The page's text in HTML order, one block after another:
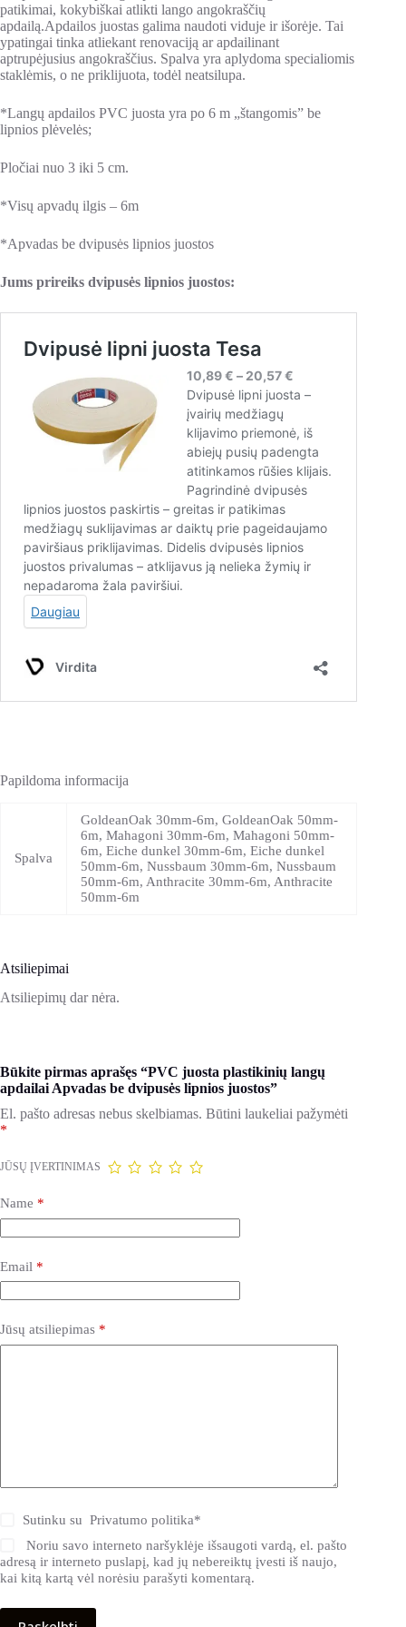
patikimai, kokybiškai atlikti lango angokraščių
apdailą.Apdailos juostas galima naudoti viduje ir išorėje. Tai
ypatingai tinka atliekant renovaciją ar apdailinant
aptrupėjusius angokraščius. Spalva yra aplydoma specialiomis
staklėmis, o ne priklijuota, todėl neatsilupa.
*Langų apdailos PVC juosta yra po 6 m „štangomis” be
lipnios plėvelės;
Pločiai nuo 3 iki 5 cm.
*Visų apvadų ilgis – 6m
*Apvadas be dvipusės lipnios juostos
Jums prireiks dvipusės lipnios juostos:
Papildoma informacija
Spalva
GoldeanOak 30mm-6m, GoldeanOak 50mm-
6m, Mahagoni 30mm-6m, Mahagoni 50mm-
6m, Eiche dunkel 30mm-6m, Eiche dunkel
50mm-6m, Nussbaum 30mm-6m, Nussbaum
50mm-6m, Anthracite 30mm-6m, Anthracite
50mm-6m
Atsiliepimai
Atsiliepimų dar nėra.
Būkite pirmas aprašęs “PVC juosta plastikinių langų
apdailai Apvadas be dvipusės lipnios juostos”
El. pašto adresas nebus skelbiamas. Būtini laukeliai pažymėti
*
JŪSŲ ĮVERTINIMAS
Name *
Email *
Jūsų atsiliepimas *
Sutinku suPrivatumo politika*
Noriu savo interneto naršyklėje išsaugoti vardą, el. pašto
adresą ir interneto puslapį, kad jų nebereiktų įvesti iš naujo,
kai kitą kartą vėl norėsiu parašyti komentarą.